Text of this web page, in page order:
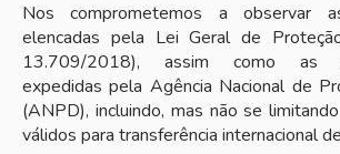
Nos comprometemos a observar
elencadas pela Lei Geral de
13.709/2018), assim como as
expedidas pela Agência Nacional de
(ANPD), incluindo, mas não se
válidos para transferência internacional